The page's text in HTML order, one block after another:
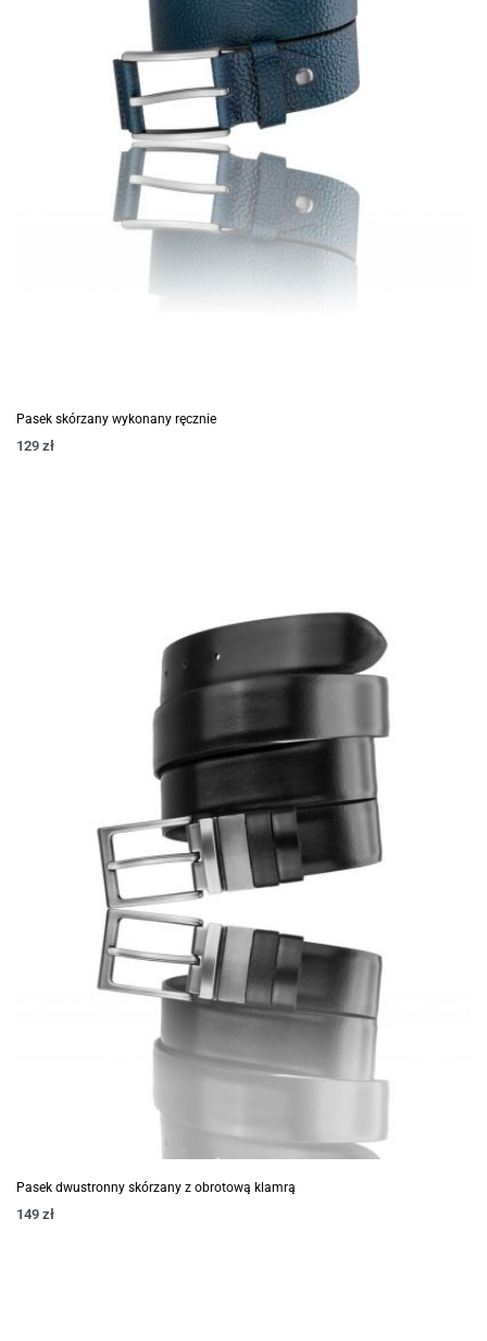
Pasek skórzany wykonany ręcznie
129 zł
Pasek dwustronny skórzany z obrotową klamrą
149 zł